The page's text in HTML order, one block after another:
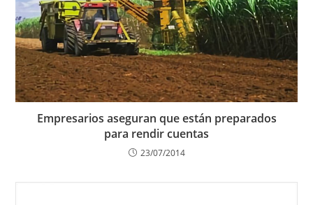
Empresarios aseguran que están preparados
para rendir cuentas
23/07/2014